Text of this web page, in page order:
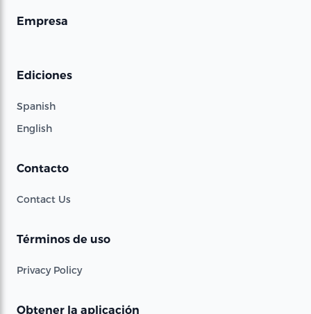
Empresa
Ediciones
Spanish
English
Contacto
Contact Us
Términos de uso
Privacy Policy
Obtener la aplicación